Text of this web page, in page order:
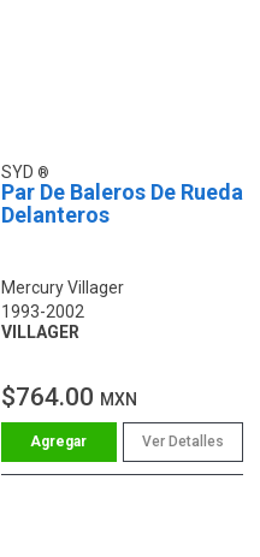
SYD
Par De Baleros De Rueda
Delanteros
Mercury Villager
1993-2002
VILLAGER
$764.00 MXN
Ver Detalles